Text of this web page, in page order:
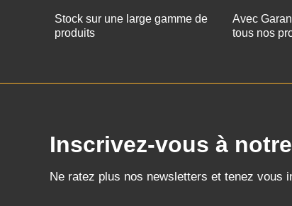
Stock sur une large gamme de
produits
Avec
tous nos
Inscrivez-vous à
Ne ratez plus nos newsletters et tenez vous